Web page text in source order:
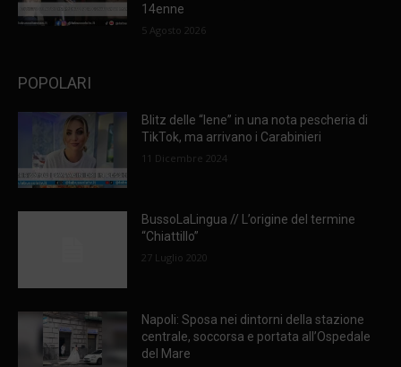
14enne
5 Agosto 2026
POPOLARI
Blitz delle “Iene” in una nota pescheria di
TikTok, ma arrivano i Carabinieri
11 Dicembre 2024
BussoLaLingua // L’origine del termine
“Chiattillo”
27 Luglio 2020
Napoli: Sposa nei dintorni della stazione
centrale, soccorsa e portata all’Ospedale
del Mare